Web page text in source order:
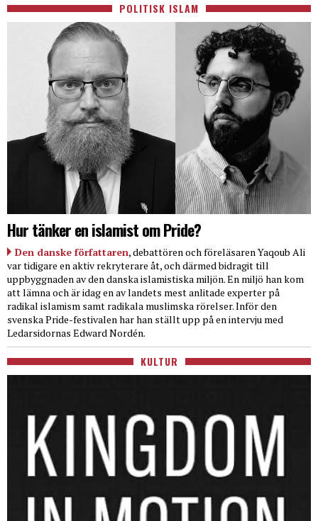
POLITISK ISLAM
Hur tänker en islamist om Pride?
Den danske författaren, debattören och föreläsaren Yaqoub Ali
var tidigare en aktiv rekryterare åt, och därmed bidragit till
uppbyggnaden av den danska islamistiska miljön. En miljö han kom
att lämna och är idag en av landets mest anlitade experter på
radikal islamism samt radikala muslimska rörelser. Inför den
svenska Pride-festivalen har han ställt upp på en intervju med
Ledarsidornas Edward Nordén.
KULTUR